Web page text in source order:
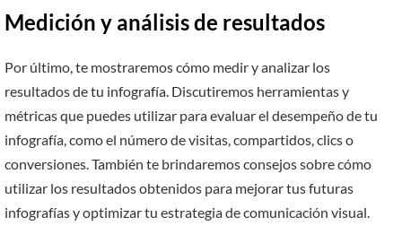
Medición y análisis de resultados
Por último, te mostraremos cómo medir y analizar los
resultados de tu infografía. Discutiremos herramientas y
métricas que puedes utilizar para evaluar el desempeño de tu
infografía, como el número de visitas, compartidos, clics o
conversiones. También te brindaremos consejos sobre cómo
utilizar los resultados obtenidos para mejorar tus futuras
infografías y optimizar tu estrategia de comunicación visual.